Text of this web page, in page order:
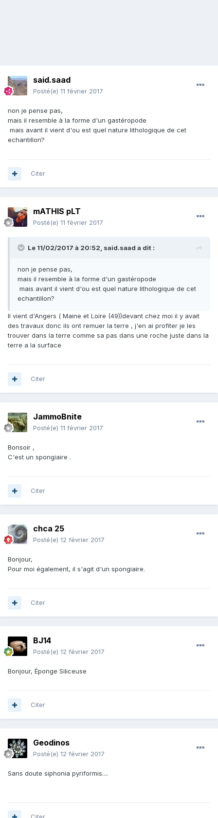
said.saad
Posté(e) 11 février 2017
non je pense pas,
mais il resemble à la forme d'un gastéropode
mais avant il vient d'ou est quel nature lithologique de cet
echantillon?
Citer
mATHIS pLT
Posté(e) 11 février 2017
Le 11/02/2017 à 20:52, said.saad a dit :
non je pense pas,
mais il resemble à la forme d'un gastéropode
mais avant il vient d'ou est quel nature lithologique de cet
echantillon?
Il vient d'Angers ( Maine et Loire (49))devant chez moi il y avait
des travaux donc ils ont remuer la terre , j'en ai profiter je les
trouver dans la terre comme sa pas dans une roche juste dans la
terre a la surface
Citer
JammoBnite
Posté(e) 11 février 2017
Bonsoir ,
C'est un spongiaire .
Citer
chca 25
Posté(e) 12 février 2017
Bonjour,
Pour moi également, il s'agit d'un spongiaire.
Citer
BJ14
Posté(e) 12 février 2017
Bonjour, Éponge Siliceuse
Citer
Geodinos
Posté(e) 12 février 2017
Sans doute siphonia pyriformis....